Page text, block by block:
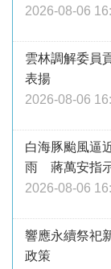
2026-08-06
雲林調解委員
表揚
2026-08-06
白海豚颱風逼
雨 蔣萬安指
2026-08-06
響應永續祭祀
政策